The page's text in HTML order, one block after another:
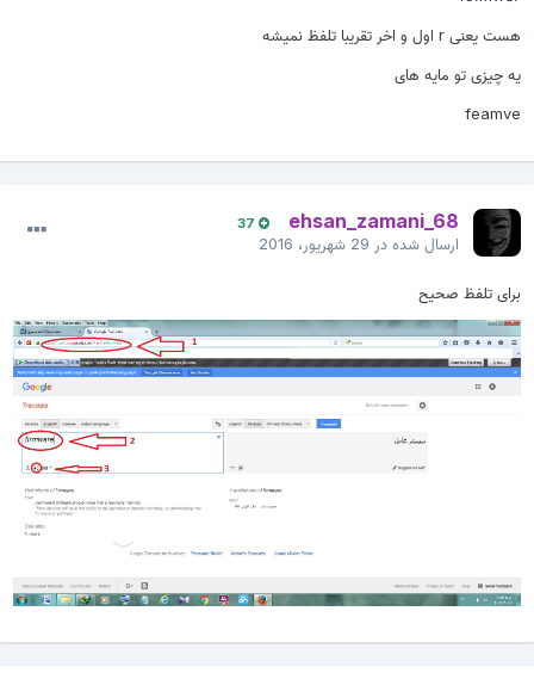
هست یعنی r اول و اخر تقریبا تلفظ نمیشه
یه چیزی تو مایه های
feamve
ehsan_zamani_68
37
ارسال شده در29 شهریور، 2016
برای تلفظ صحیح